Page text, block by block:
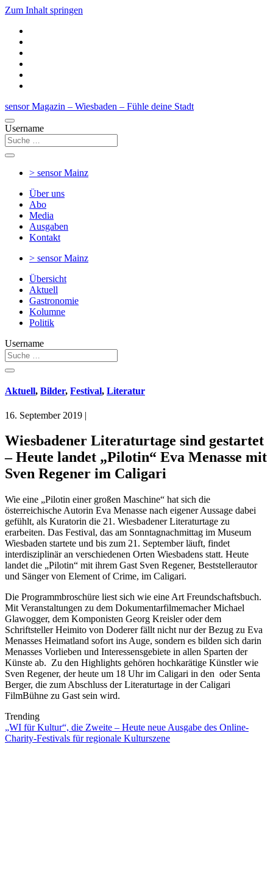
Zum Inhalt springen
sensor Magazin – Wiesbaden – Fühle deine Stadt
Username
> sensorMainz
Über uns
Abo
Media
Ausgaben
Kontakt
> sensorMainz
Übersicht
Aktuell
Gastronomie
Kolumne
Politik
Username
Aktuell, Bilder, Festival, Literatur
16. September 2019 |
Wiesbadener Literaturtage sind gestartet
– Heute landet „Pilotin“ Eva Menasse mit
Sven Regener im Caligari
Wie eine „Pilotin einer großen Maschine“ hat sich die
österreichische Autorin Eva Menasse nach eigener Aussage dabei
gefühlt, als Kuratorin die 21. Wiesbadener Literaturtage zu
erarbeiten. Das Festival, das am Sonntagnachmittag im Museum
Wiesbaden startete und bis zum 21. September läuft, findet
interdisziplinär an verschiedenen Orten Wiesbadens statt. Heute
landet die „Pilotin“ mit ihrem Gast Sven Regener, Beststellerautor
und Sänger von Element of Crime, im Caligari.
Die Programmbroschüre liest sich wie eine Art Freundschaftsbuch.
Mit Veranstaltungen zu dem Dokumentarfilmemacher Michael
Glawogger, dem Komponisten Georg Kreisler oder dem
Schriftsteller Heimito von Doderer fällt nicht nur der Bezug zu Eva
Menasses Heimatland sofort ins Auge, sondern es bilden sich darin
Menasses Vorlieben und Interessensgebiete in allen Sparten der
Künste ab. Zu den Highlights gehören hochkarätige Künstler wie
Sven Regener, der heute um 18 Uhr im Caligari in den oder Senta
Berger, die zum Abschluss der Literaturtage in der Caligari
FilmBühne zu Gast sein wird.
Trending
„WI für Kultur“, die Zweite – Heute neue Ausgabe des Online-
Charity-Festivals für regionale Kulturszene